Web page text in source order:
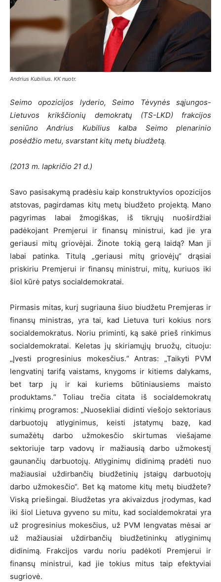
Andrius Kubilius. KK nuotr.
Seimo opozicijos lyderio, Seimo Tėvynės sąjungos-
Lietuvos krikščionių demokratų (TS-LKD) frakcijos
seniūno Andrius Kubilius kalba Seimo plenarinio
posėdžio metu, svarstant kitų metų biudžetą.
(2013 m. lapkričio 21 d.)
Savo pasisakymą pradėsiu kaip konstruktyvios opozicijos
atstovas, pagirdamas kitų metų biudžeto projektą. Mano
pagyrimas labai žmogiškas, iš tikrųjų nuoširdžiai
padėkojant Premjerui ir finansų ministrui, kad jie yra
geriausi mitų griovėjai. Žinote tokią gerą laidą? Man ji
labai patinka. Titulą „geriausi mitų griovėjų“ drąsiai
priskiriu Premjerui ir finansų ministrui, mitų, kuriuos iki
šiol kūrė patys socialdemokratai.
Pirmasis mitas, kurį sugriauna šiuo biudžetu Premjeras ir
finansų ministras, yra tai, kad Lietuva turi kokius nors
socialdemokratus. Noriu priminti, ką sakė prieš rinkimus
socialdemokratai. Keletas jų skiriamųjų bruožų, cituoju:
„Įvesti progresinius mokesčius.“ Antras: „Taikyti PVM
lengvatinį tarifą vaistams, knygoms ir kitiems dalykams,
bet tarp jų ir kai kuriems būtiniausiems maisto
produktams.“ Toliau trečia citata iš socialdemokratų
rinkimų programos: „Nuosekliai didinti viešojo sektoriaus
darbuotojų atlyginimus, keisti įstatymų bazę, kad
sumažėtų darbo užmokesčio skirtumas viešajame
sektoriuje tarp vadovų ir mažiausią darbo užmokestį
gaunančių darbuotojų. Atlyginimų didinimą pradėti nuo
mažiausiai uždirbančių biudžetinių įstaigų darbuotojų
darbo užmokesčio“. Bet ką matome kitų metų biudžete?
Viską priešingai. Biudžetas yra akivaizdus įrodymas, kad
iki šiol Lietuva gyveno su mitu, kad socialdemokratai yra
už progresinius mokesčius, už PVM lengvatas mėsai ar
už mažiausiai uždirbančių biudžetininkų atlyginimų
didinimą. Frakcijos vardu noriu padėkoti Premjerui ir
finansų ministrui, kad jie tokius mitus taip efektyviai
sugriovė.